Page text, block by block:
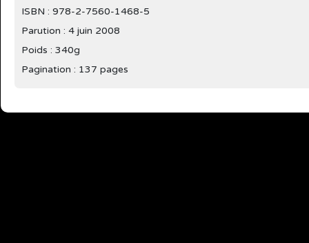
ISBN : 978-2-7560-1468-5
Parution : 4 juin 2008
Poids : 340g
Pagination : 137 pages